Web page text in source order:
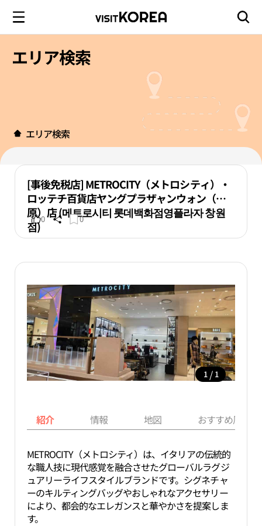
エリア検索
エリア検索
[事後免税店] METROCITY（メトロシティ）・
ロッテチ百貨店ヤングプラザャンウォン（昌
原）店 (메트로시티 롯데백화점영플라자 창원
점)0 0
1 / 1
紹介 情報 地図 おすすめ周辺
METROCITY（メトロシティ）は、イタリアの伝統的
な職人技に現代感覚を融合させたグローバルラグジ
ュアリーライフスタイルブランドです。シグネチャ
ーのキルティングバッグやおしゃれなアクセサリー
により、都会的なエレガンスと華やかさを提案しま
す。